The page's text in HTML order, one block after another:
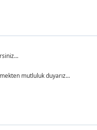
mutluluk duyarız...